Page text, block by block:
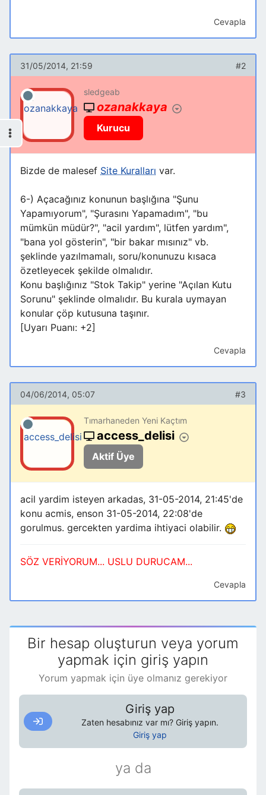
Cevapla
31/05/2014, 21:59 #2
sledgeab
ozanakkaya
Kurucu
Bizde de malesef Site Kuralları var.
6-) Açacağınız konunun başlığına "Şunu
Yapamıyorum", "Şurasını Yapamadım", "bu
mümkün müdür?", "acil yardım", lütfen yardım",
"bana yol gösterin", "bir bakar mısınız" vb.
şeklinde yazılmamalı, soru/konunuzu kısaca
özetleyecek şekilde olmalıdır.
Konu başlığınız "Stok Takip" yerine "Açılan Kutu
Sorunu" şeklinde olmalıdır. Bu kurala uymayan
konular çöp kutusuna taşınır.
[Uyarı Puanı: +2]
Cevapla
04/06/2014, 05:07 #3
Tımarhaneden Yeni Kaçtım
access_delisi
Aktif Üye
acil yardim isteyen arkadas, 31-05-2014, 21:45'de
konu acmis, enson 31-05-2014, 22:08'de
gorulmus. gercekten yardima ihtiyaci olabilir.
SÖZ VERİYORUM... USLU DURUCAM...
Cevapla
Bir hesap oluşturun veya yorum
yapmak için giriş yapın
Yorum yapmak için üye olmanız gerekiyor
Giriş yap
Zaten hesabınız var mı? Giriş yapın.
Giriş yap
ya da